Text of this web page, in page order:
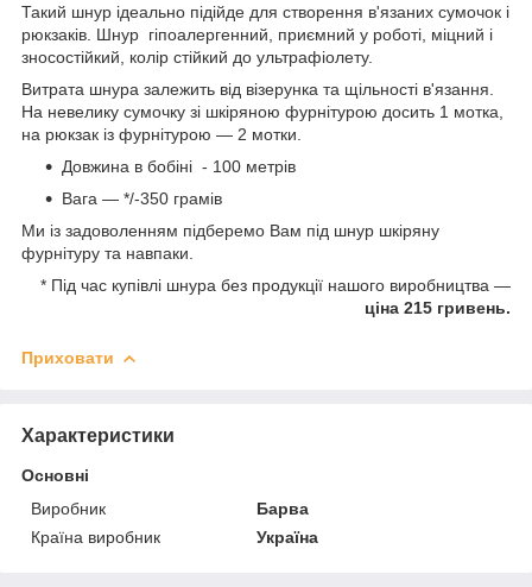
Такий шнур ідеально підійде для створення в'язаних сумочок і
рюкзаків. Шнур гіпоалергенний, приємний у роботі, міцний і
зносостійкий, колір стійкий до ультрафіолету.
Витрата шнура залежить від візерунка та щільності в'язання.
На невелику сумочку зі шкіряною фурнітурою досить 1 мотка,
на рюкзак із фурнітурою — 2 мотки.
Довжина в бобіні - 100 метрів
Вага — */-350 грамів
Ми із задоволенням підберемо Вам під шнур шкіряну
фурнітуру та навпаки.
* Під час купівлі шнура без продукції нашого виробництва —
ціна 215 гривень.
Приховати
Характеристики
Основні
Виробник
Барва
Країна виробник
Україна